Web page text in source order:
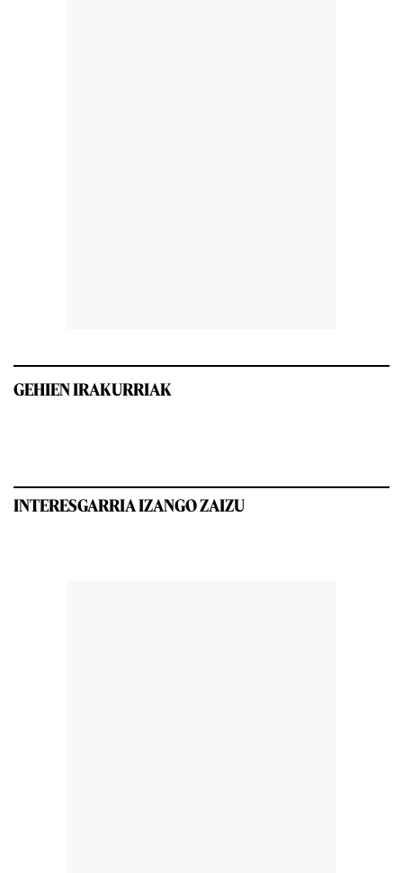
GEHIEN IRAKURRIAK
INTERESGARRIA IZANGO ZAIZU